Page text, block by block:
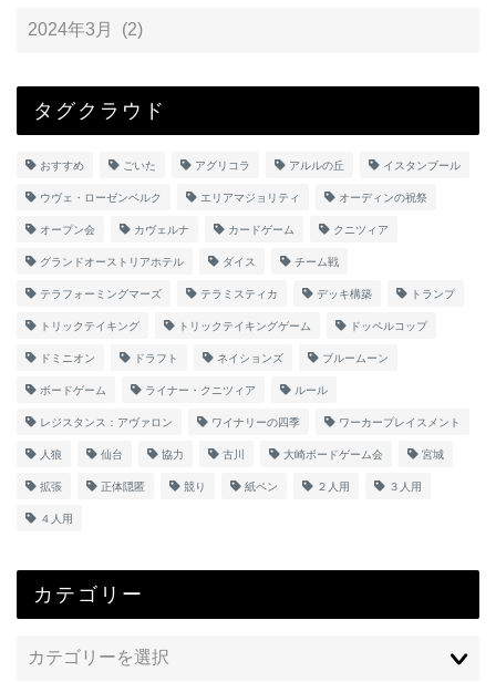
タグクラウド
おすすめ ごいた アグリコラ アルルの丘 イスタンブール
ウヴェ・ローゼンベルク エリアマジョリティ オーディンの祝祭
オープン会 カヴェルナ カードゲーム クニツィア
グランドオーストリアホテル ダイス チーム戦
テラフォーミングマーズ テラミスティカ デッキ構築 トランプ
トリックテイキング トリックテイキングゲーム ドッペルコップ
ドミニオン ドラフト ネイションズ ブルームーン
ボードゲーム ライナー・クニツィア ルール
レジスタンス：アヴァロン ワイナリーの四季 ワーカープレイスメント
人狼 仙台 協力 古川 大崎ボードゲーム会 宮城
拡張 正体隠匿 競り 紙ペン ２人用 ３人用
４人用
カテゴリー